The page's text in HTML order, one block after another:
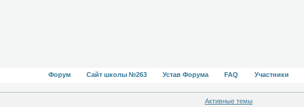
Форум Сайт школы №263 Устав Форума FAQ Участники
Активные темы